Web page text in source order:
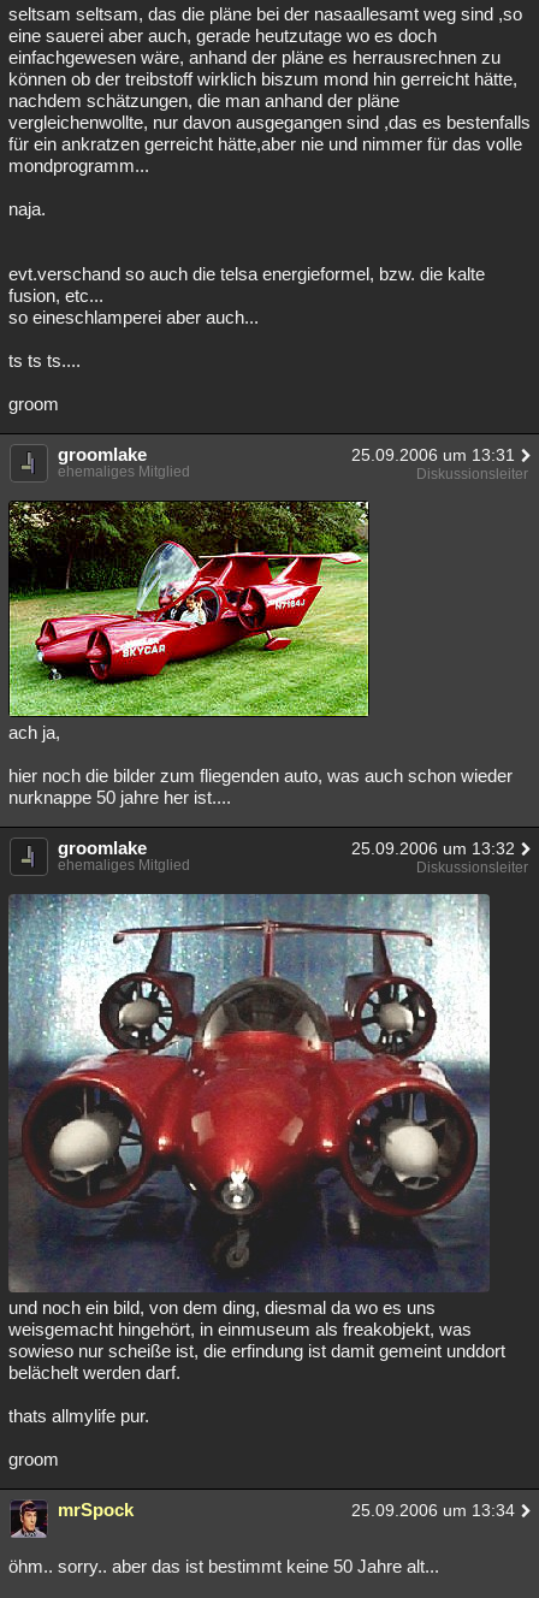
seltsam seltsam, das die pläne bei der nasaallesamt weg sind ,so
eine sauerei aber auch, gerade heutzutage wo es doch
einfachgewesen wäre, anhand der pläne es herrausrechnen zu
können ob der treibstoff wirklich biszum mond hin gerreicht hätte,
nachdem schätzungen, die man anhand der pläne
vergleichenwollte, nur davon ausgegangen sind ,das es bestenfalls
für ein ankratzen gerreicht hätte,aber nie und nimmer für das volle
mondprogramm...
naja.
evt.verschand so auch die telsa energieformel, bzw. die kalte
fusion, etc...
so eineschlamperei aber auch...
ts ts ts....
groom
groomlake 25.09.2006 um 13:31
ehemaliges Mitglied Diskussionsleiter
ach ja,
hier noch die bilder zum fliegenden auto, was auch schon wieder
nurknappe 50 jahre her ist....
groomlake 25.09.2006 um 13:32
ehemaliges Mitglied Diskussionsleiter
und noch ein bild, von dem ding, diesmal da wo es uns
weisgemacht hingehört, in einmuseum als freakobjekt, was
sowieso nur scheiße ist, die erfindung ist damit gemeint unddort
belächelt werden darf.
thats allmylife pur.
groom
mrSpock 25.09.2006 um 13:34
öhm.. sorry.. aber das ist bestimmt keine 50 Jahre alt...